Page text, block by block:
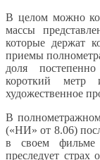
В целом можно
массы
которые держат
приемы
доля
короткий метр
художественное
В
(«НИ» от 8.06)
в своем фильме
преследует страх